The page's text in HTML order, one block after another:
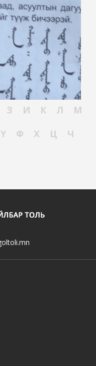
З И К Л
М
Ү Ф Х Ц
Ч